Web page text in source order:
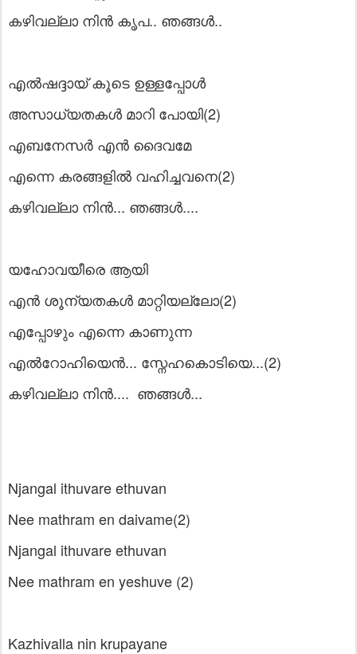
കഴിവല്ലാ നിൻ കൃപ.. ഞങ്ങൾ..
എൽഷദ്ദായ്‌ കൂടെ ഉള്ളപ്പോൾ
അസാധ്യതകൾ മാറി പോയി(2)
എബനേസർ എൻ ദൈവമേ
എന്നെ കരങ്ങളിൽ വഹിച്ചവനെ(2)
കഴിവല്ലാ നിൻ... ഞങ്ങൾ....
യഹോവയീരെ ആയി
എൻ ശൂന്യതകൾ മാറ്റിയല്ലോ(2)
എപ്പോഴും എന്നെ കാണുന്ന
എൽറോഹിയെൻ... സ്നേഹകൊടിയെ...(2)
കഴിവല്ലാ നിൻ.... ഞങ്ങൾ...
Njangal ithuvare ethuvan
Nee mathram en daivame(2)
Njangal ithuvare ethuvan
Nee mathram en yeshuve (2)
Kazhivalla nin krupayane